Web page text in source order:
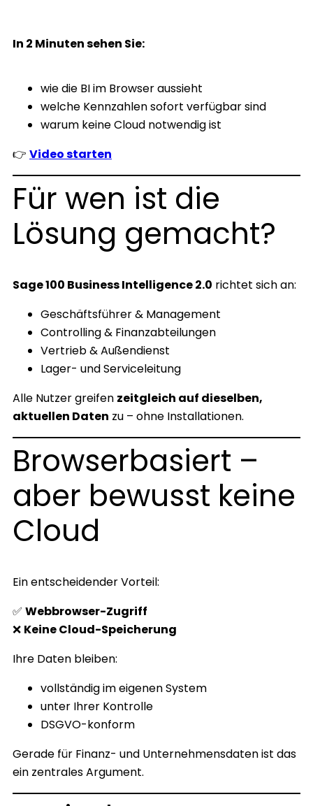
In 2 Minuten sehen Sie:
wie die BI im Browser aussieht
welche Kennzahlen sofort verfügbar sind
warum keine Cloud notwendig ist
👉 Video starten
Für wen ist die
Lösung gemacht?
Sage 100 Business Intelligence 2.0 richtet sich an:
Geschäftsführer & Management
Controlling & Finanzabteilungen
Vertrieb & Außendienst
Lager- und Serviceleitung
Alle Nutzer greifen zeitgleich auf dieselben,
aktuellen Daten zu – ohne Installationen.
Browserbasiert –
aber bewusst keine
Cloud
Ein entscheidender Vorteil:
✅ Webbrowser-Zugriff
❌ Keine Cloud-Speicherung
Ihre Daten bleiben:
vollständig im eigenen System
unter Ihrer Kontrolle
DSGVO-konform
Gerade für Finanz- und Unternehmensdaten ist das
ein zentrales Argument.